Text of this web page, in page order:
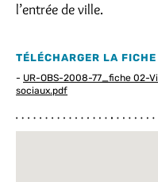
l’entrée de ville.
TÉLÉCHARGER LA FICHE
- UR-OBS-2008-77_fiche 02-
sociaux.pdf